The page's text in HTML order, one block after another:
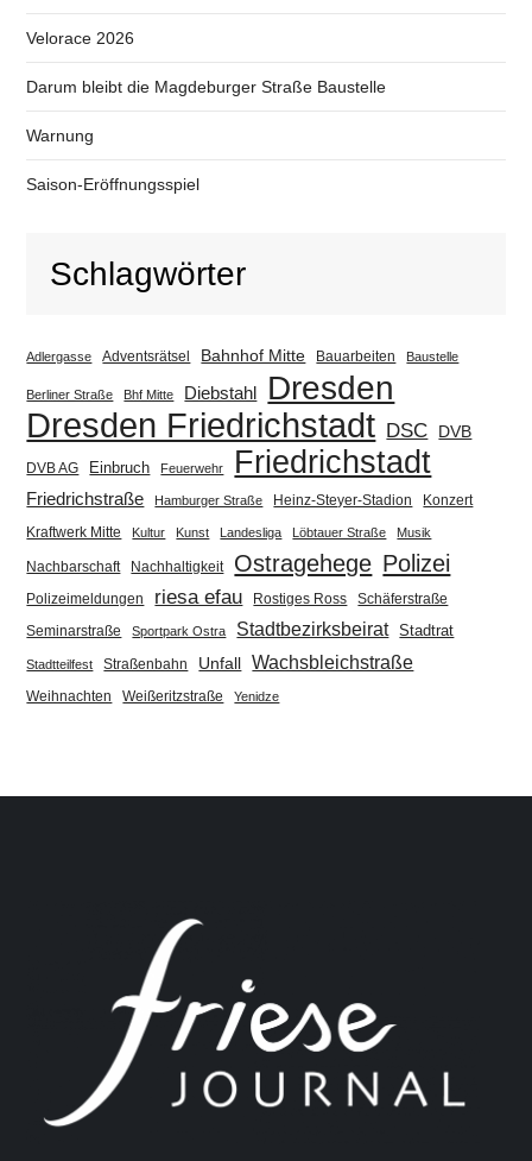
Velorace 2026
Darum bleibt die Magdeburger Straße Baustelle
Warnung
Saison-Eröffnungsspiel
Schlagwörter
Adlergasse Adventsrätsel Bahnhof Mitte Bauarbeiten Baustelle
Berliner Straße Bhf Mitte Diebstahl Dresden
Dresden Friedrichstadt DSC DVB
DVB AG Einbruch Feuerwehr Friedrichstadt
Friedrichstraße Hamburger Straße Heinz-Steyer-Stadion
Konzert
Kraftwerk Mitte
Kultur Kunst Landesliga Löbtauer Straße Musik
Nachbarschaft Nachhaltigkeit Ostragehege Polizei
Polizeimeldungen riesa efau Rostiges Ross Schäferstraße
Seminarstraße Sportpark Ostra Stadtbezirksbeirat Stadtrat
Stadtteilfest Straßenbahn Unfall Wachsbleichstraße
Weihnachten Weißeritzstraße Yenidze